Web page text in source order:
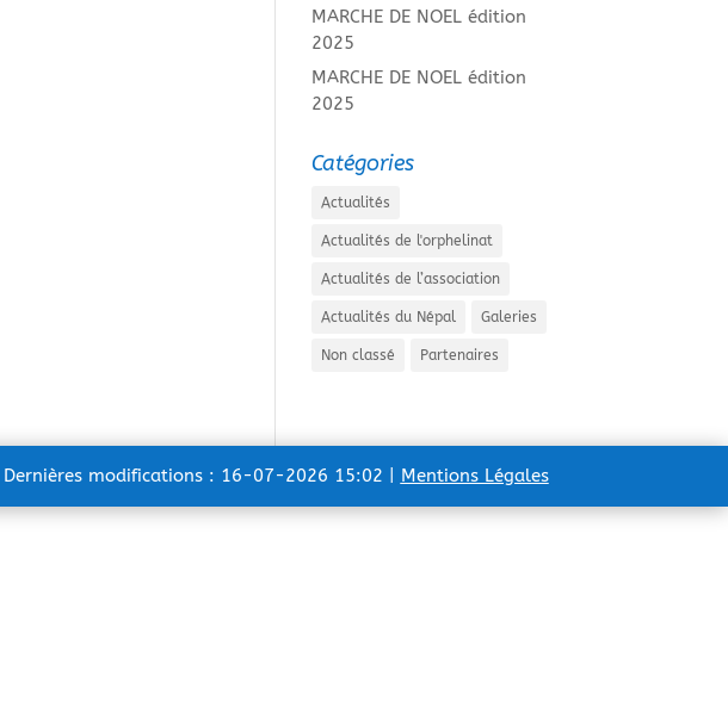
MARCHE DE NOEL édition
2025
MARCHE DE NOEL édition
2025
Catégories
Actualités
Actualités de l'orphelinat
Actualités de l’association
Actualités du Népal Galeries
Non classé Partenaires
| Dernières modifications : 16-07-2026 15:02 | Mentions Légales